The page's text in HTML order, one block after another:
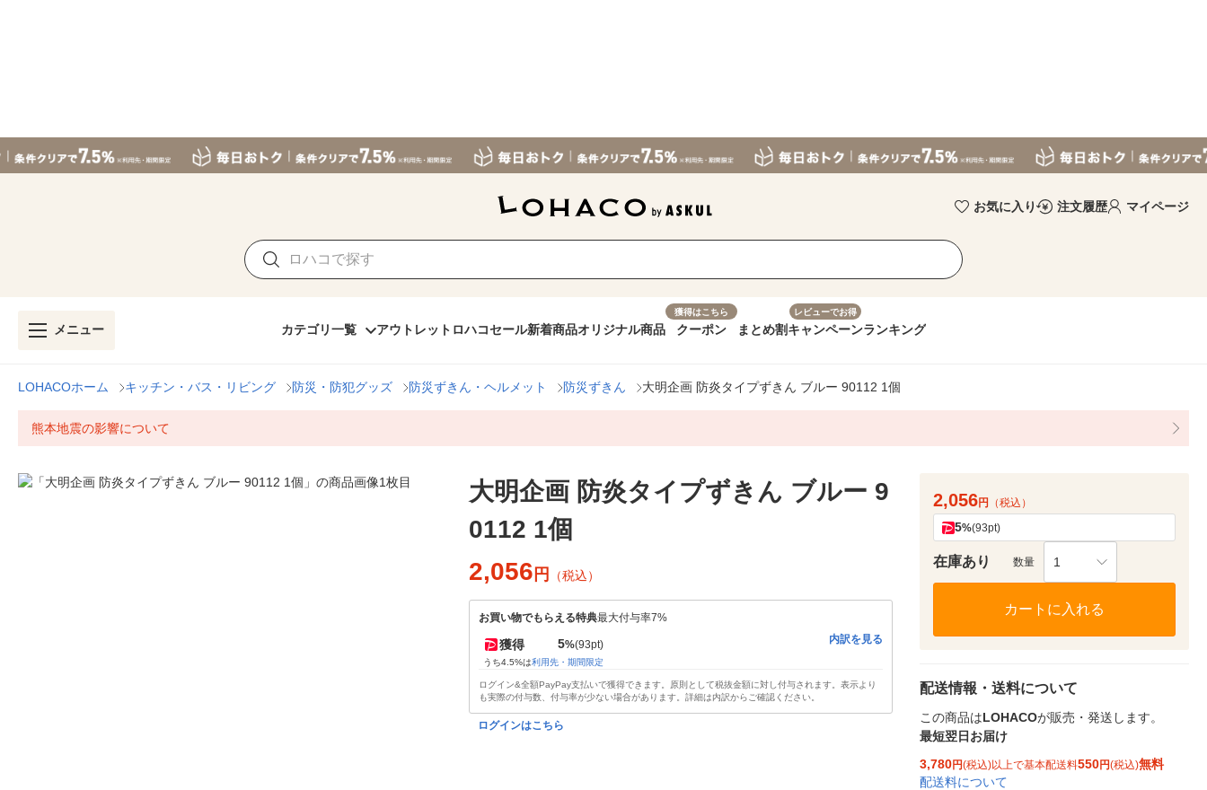
お気に入り 注文履歴 マイページ
メニュー カテゴリ一覧 アウトレット ロハコセール新着商品オリジナル商品
獲得はこちら
クーポン まとめ割
レビューでお得
キャンペーンランキング
LOHACOホーム キッチン・バス・リビング 防災・防犯グッズ 防災ずきん・ヘルメット 防災ずきん 大明企画 防炎タイプずきん ブルー 90112 1個
熊本地震の影響について
大明企画 防炎タイプずきん ブルー 9
0112 1個
2,056 円 （税込）
お買い物でもらえる特典最大付与率7%
獲得 5%(93pt)
うち4.5%は利用先・期間限定
内訳を見る
ログイン&全額PayPay支払いで獲得できます。原則として税抜金額に対し付与されます。表示より
も実際の付与数、付与率が少ない場合があります。詳細は内訳からご確認ください。
ログインはこちら
2,056円 （税込）
5%(93pt)
在庫あり 数量 1
カートに入れる
配送情報・送料について
この商品はLOHACOが販売・発送します。
最短翌日お届け
3,780円(税込)以上で基本配送料550円(税込)無料
配送料について